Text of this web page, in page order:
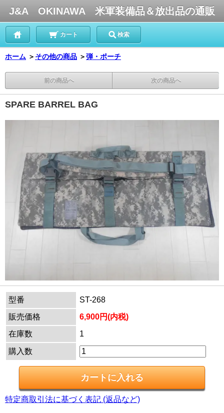
J&A OKINAWA 米軍装備品＆放出品の通販
カート 検索
ホーム ＞ その他の商品 ＞弾・ポーチ
前の商品へ 次の商品へ
SPARE BARREL BAG
型番
ST-268
販売価格
6,900円(内税)
在庫数
1
購入数
特定商取引法に基づく表記 (返品など)